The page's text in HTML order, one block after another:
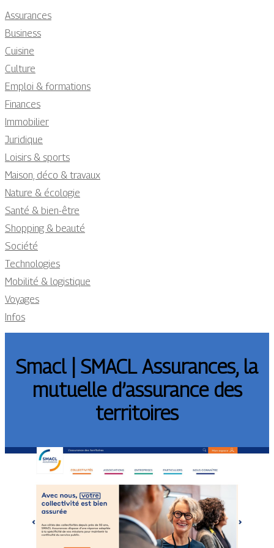
Assurances
Business
Cuisine
Culture
Emploi & formations
Finances
Immobilier
Juridique
Loisirs & sports
Maison, déco & travaux
Nature & écologie
Santé & bien-être
Shopping & beauté
Société
Technologies
Mobilité & logistique
Voyages
Infos
Smacl | SMACL Assurances, la
mutuelle d’assurance des
territoires